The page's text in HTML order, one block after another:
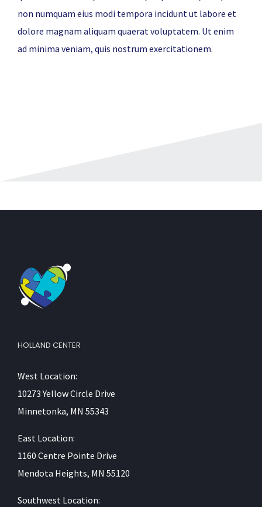
non numquam eius modi tempora incidunt ut labore et
dolore magnam aliquam quaerat voluptatem. Ut enim
ad minima veniam, quis nostrum exercitationem.
HOLLAND CENTER
West Location:
10273 Yellow Circle Drive
Minnetonka, MN 55343
East Location:
1160 Centre Pointe Drive
Mendota Heights, MN 55120
Southwest Location: